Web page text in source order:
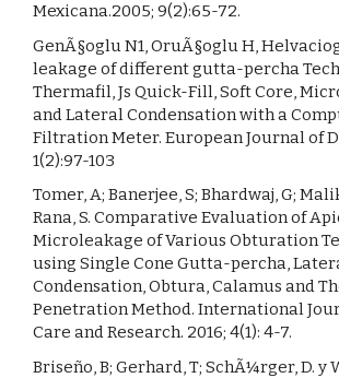
Mexicana.2005; 9(2):65-72.
GenÃ§oglu N1, OruÃ§oglu H,
leakage of different gutta-percha
Thermafil, Js Quick-Fill, Soft Core,
and Lateral Condensation with a
Filtration Meter. European Journal of
1(2):97-103
Tomer, A; Banerjee, S; Bhardwaj, G;
Rana, S. Comparative Evaluation of
Microleakage of Various Obturation
using Single Cone Gutta-percha,
Condensation, Obtura, Calamus and
Penetration Method. International
Care and Research. 2016; 4(1): 4-7.
Briseño, B; Gerhard, T; SchÃ¼rger, D. y